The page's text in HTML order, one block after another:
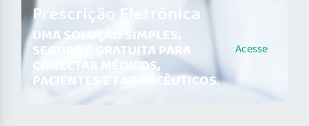
Prescrição Eletrônica
UMA SOLUÇÃO SIMPLES,
SEGURA E GRATUITA PARA
CONECTAR MÉDICOS,
PACIENTES E FARMACÊUTICOS.
Acesse